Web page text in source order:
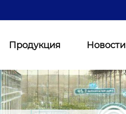
Продукция Новости